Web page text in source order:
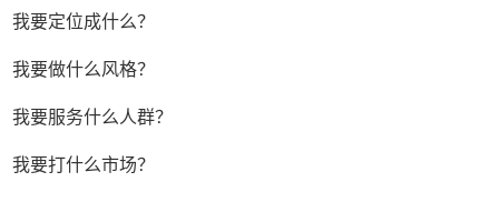
我要定位成什么？
我要做什么风格？
我要服务什么人群？
我要打什么市场？